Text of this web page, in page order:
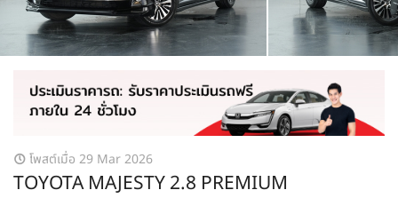
โพสต์เมื่อ 29 Mar 2026
TOYOTA MAJESTY 2.8 PREMIUM